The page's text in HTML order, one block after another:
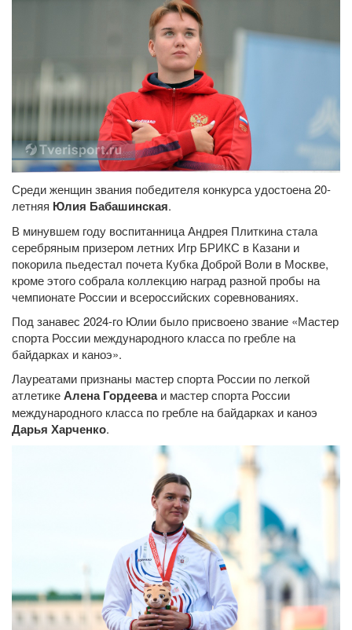
Среди женщин звания победителя конкурса удостоена 20-
летняя Юлия Бабашинская.
В минувшем году воспитанница Андрея Плиткина стала
серебряным призером летних Игр БРИКС в Казани и
покорила пьедестал почета Кубка Доброй Воли в Москве,
кроме этого собрала коллекцию наград разной пробы на
чемпионате России и всероссийских соревнованиях.
Под занавес 2024-го Юлии было присвоено звание «Мастер
спорта России международного класса по гребле на
байдарках и каноэ».
Лауреатами признаны мастер спорта России по легкой
атлетикеАлена Гордееваи мастер спорта России
международного класса по гребле на байдарках и каноэ
Дарья Харченко.